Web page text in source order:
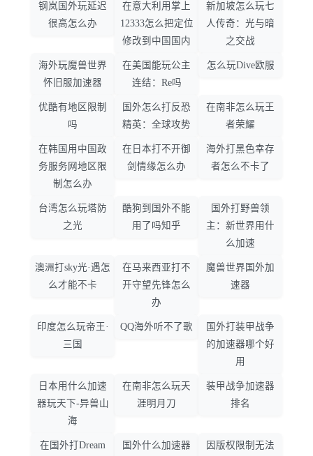
钢岚国外玩延迟
很高怎么办
在意大利用掌上
12333怎么把定位
修改到中国国内
新加坡怎么玩七
人传奇：光与暗
之交战
海外玩魔兽世界
怀旧服加速器
在美国能玩公主
连结：Re吗
怎么玩Dive欧服
优酷有地区限制
吗
国外怎么打反恐
精英：全球攻势
在南非怎么玩王
者荣耀
在韩国用中国政
务服务网地区限
制怎么办
在日本打不开御
剑情缘怎么办
海外打黑色幸存
者怎么不卡了
台湾怎么玩塔防
之光
酷狗到国外不能
用了吗知乎
国外打野兽领
主：新世界用什
么加速
澳洲打sky光·遇怎
么才能不卡
在马来西亚打不
开守望先锋怎么
办
魔兽世界国外加
速器
印度怎么玩帝王·
三国
QQ海外听不了歌
国外打装甲战争
的加速器哪个好
用
日本用什么加速
器玩天下-异兽山
海
在南非怎么玩天
涯明月刀
装甲战争加速器
排名
在国外打Dream 国外什么加速器 因版权限制无法